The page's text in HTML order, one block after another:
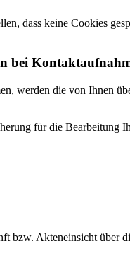
dass keine Cookies
bei
werden die von Ihnen
für die Bearbeitung
bzw. Akteneinsicht über